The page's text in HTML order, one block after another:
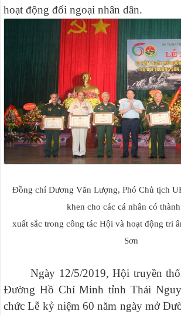
hoạt động đối ngoại nhân dân.
Đồng chí Dương Văn Lượng, Phó Chủ tịch
khen cho các cá nhân có
xuất sắc trong công tác Hội và hoạt động tri
Sơn
Ngày 12/5/2019, Hội truyền
Đường Hồ Chí Minh tỉnh Thái
chức Lễ kỷ niệm 60 năm ngày mở